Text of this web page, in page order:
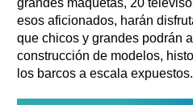
esos aficionados, harán
que chicos y grandes podrán
construcción de modelos,
los barcos a escala expuestos.